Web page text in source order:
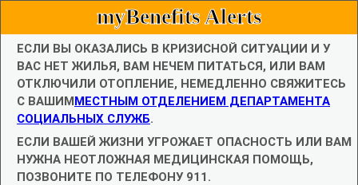
myBenefits Alerts
ЕСЛИ ВЫ ОКАЗАЛИСЬ В КРИЗИСНОЙ СИТУАЦИИ И У
ВАС НЕТ ЖИЛЬЯ, ВАМ НЕЧЕМ ПИТАТЬСЯ, ИЛИ ВАМ
ОТКЛЮЧИЛИ ОТОПЛЕНИЕ, НЕМЕДЛЕННО СВЯЖИТЕСЬ
С ВАШИММЕСТНЫМ ОТДЕЛЕНИЕМ ДЕПАРТАМЕНТА
СОЦИАЛЬНЫХ СЛУЖБ.
ЕСЛИ ВАШЕЙ ЖИЗНИ УГРОЖАЕТ ОПАСНОСТЬ ИЛИ ВАМ
НУЖНА НЕОТЛОЖНАЯ МЕДИЦИНСКАЯ ПОМОЩЬ,
ПОЗВОНИТЕ ПО ТЕЛЕФОНУ 911.